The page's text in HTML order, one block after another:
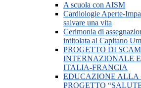
A scuola con AISM
Cardiologie Aperte-
salvare una vita
Cerimonia di
intitolata al Capitano
PROGETTO DI
INTERNAZIONALE
ITALIA-FRANCIA
EDUCAZIONE ALLA
PROGETTO